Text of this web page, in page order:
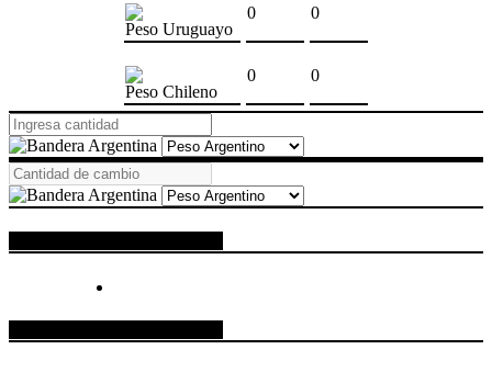
Peso Uruguayo
0 0
Peso Chileno
0 0